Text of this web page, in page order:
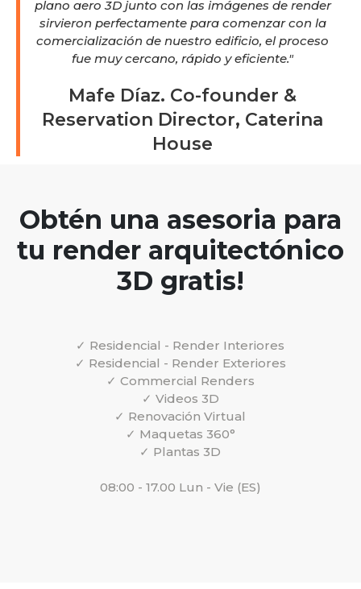
plano aero 3D junto con las imágenes de render
sirvieron perfectamente para comenzar con la
comercialización de nuestro edificio, el proceso
fue muy cercano, rápido y eficiente."
Mafe Díaz. Co-founder &
Reservation Director, Caterina
House
Obtén una asesoria para
tu render arquitectónico
3D gratis!
✓ Residencial - Render Interiores
✓ Residencial - Render Exteriores
✓ Commercial Renders
✓ Videos 3D
✓ Renovación Virtual
✓ Maquetas 360°
✓ Plantas 3D
08:00 - 17.00 Lun - Vie (ES)